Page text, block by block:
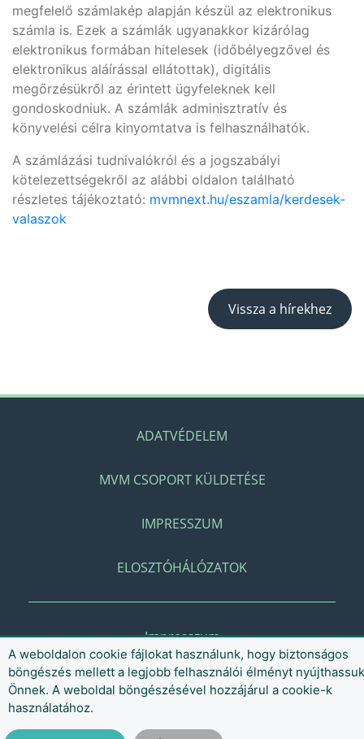
megfelelő számlakép alapján készül az elektronikus
számla is. Ezek a számlák ugyanakkor kizárólag
elektronikus formában hitelesek (időbélyegzővel és
elektronikus aláírással ellátottak), digitális
megőrzésükről az érintett ügyfeleknek kell
gondoskodniuk. A számlák adminisztratív és
könyvelési célra kinyomtatva is felhasználhatók.
A számlázási tudnivalókról és a jogszabályi
kötelezettségekről az alábbi oldalon található
részletes tájékoztató: mvmnext.hu/eszamla/kerdesek-
valaszok
Vissza a hírekhez
ADATVÉDELEM
MVM CSOPORT KÜLDETÉSE
IMPRESSZUM
ELOSZTÓHÁLÓZATOK
Impresszum
A weboldalon cookie fájlokat használunk, hogy biztonságos
böngészés mellett a legjobb felhasználói élményt nyújthassuk
Önnek. A weboldal böngészésével hozzájárul a cookie-k
használatához.